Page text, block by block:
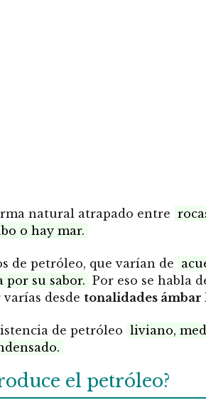
natural atrapado entre
o hay mar.
de petróleo, que varían de
por su sabor. Por eso se habla
desde tonalidades ámbar
de petróleo liviano,
el petróleo?